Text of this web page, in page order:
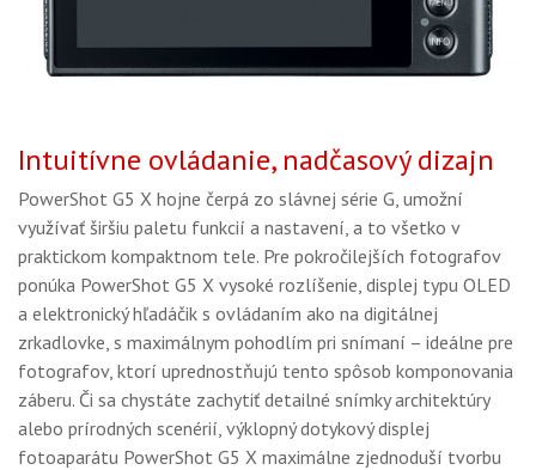
Intuitívne ovládanie, nadčasový dizajn
PowerShot G5 X hojne čerpá zo slávnej série G, umožní
využívať širšiu paletu funkcií a nastavení, a to všetko v
praktickom kompaktnom tele. Pre pokročilejších fotografov
ponúka PowerShot G5 X vysoké rozlíšenie, displej typu OLED
a elektronický hľadáčik s ovládaním ako na digitálnej
zrkadlovke, s maximálnym pohodlím pri snímaní – ideálne pre
fotografov, ktorí uprednostňujú tento spôsob komponovania
záberu. Či sa chystáte zachytiť detailné snímky architektúry
alebo prírodných scenérií, výklopný dotykový displej
fotoaparátu PowerShot G5 X maximálne zjednoduší tvorbu